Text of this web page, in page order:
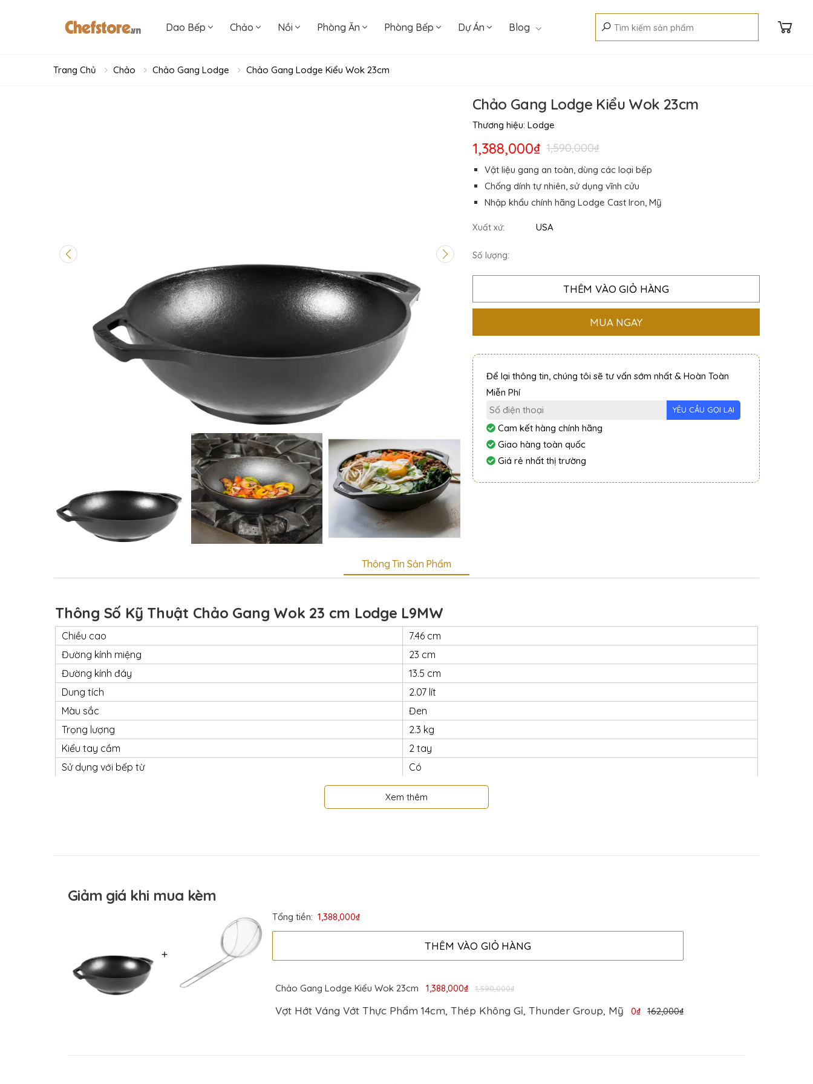
Dao Bếp Chảo Nồi Phòng Ăn Phòng Bếp Dự Án Blog
Trang Chủ Chảo Chảo Gang Lodge Chảo Gang Lodge Kiểu Wok 23cm
Chảo Gang Lodge Kiểu Wok 23cm
Thương hiệu: Lodge
1,388,000₫ 1,590,000₫
Vật liệu gang an toàn, dùng các loại bếp
Chống dính tự nhiên, sử dụng vĩnh cửu
Nhập khẩu chính hãng Lodge Cast Iron, Mỹ
Xuất xứ: USA
Số lượng:
THÊM VÀO GIỎ HÀNG
MUA NGAY
Để lại thông tin, chúng tôi sẽ tư vấn sớm nhất & Hoàn Toàn
Miễn Phí
Cam kết hàng chính hãng
Giao hàng toàn quốc
Giá rẻ nhất thị trường
Thông Tin Sản Phẩm
Thông Số Kỹ Thuật Chảo Gang Wok 23 cm Lodge L9MW
Chiều cao
7.46 cm
Đường kính miệng
23 cm
Đường kính đáy
13.5 cm
Dung tích
2.07 lít
Màu sắc
Đen
Trọng lượng
2.3 kg
Kiểu tay cầm
2 tay
Sử dụng với bếp từ
Có
Có
Xem thêm
Giảm giá khi mua kèm
＋
Tổng tiền: 1,388,000₫
THÊM VÀO GIỎ HÀNG
Chảo Gang Lodge Kiểu Wok 23cm 1,388,000₫ 1,590,000₫
Vợt Hớt Váng Vớt Thực Phẩm 14cm, Thép Không Gỉ, Thunder Group, Mỹ 0₫ 162,000₫